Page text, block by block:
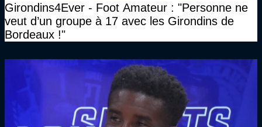
Girondins4Ever - Foot Amateur : "Personne ne
veut d’un groupe à 17 avec les Girondins de
Bordeaux !"